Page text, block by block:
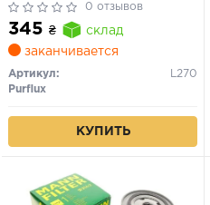
0 отзывов
345 ₴
склад
заканчивается
Артикул:
L270
Purflux
КУПИТЬ